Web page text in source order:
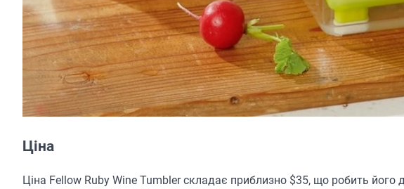
Ціна
Ціна Fellow Ruby Wine Tumbler складає приблизно $35, що робить